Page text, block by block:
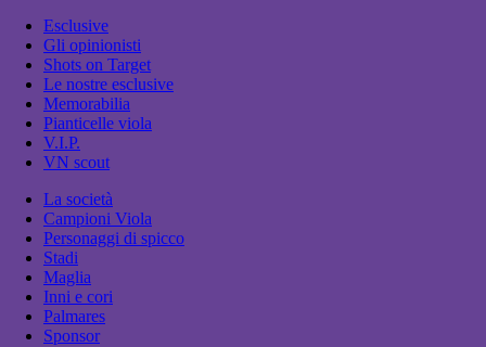
Esclusive
Gli opinionisti
Shots on Target
Le nostre esclusive
Memorabilia
Pianticelle viola
V.I.P.
VN scout
La società
Campioni Viola
Personaggi di spicco
Stadi
Maglia
Inni e cori
Palmares
Sponsor